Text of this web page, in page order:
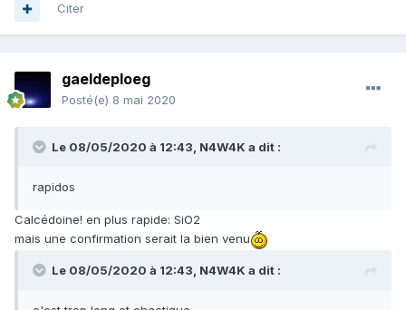
Citer
gaeldeploeg
Posté(e) 8 mai 2020
Le 08/05/2020 à 12:43, N4W4K a dit :
rapidos
Calcédoine! en plus rapide: SiO2
mais une confirmation serait la bien venu
Le 08/05/2020 à 12:43, N4W4K a dit :